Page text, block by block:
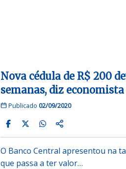
Nova cédula de R$ 200
semanas, diz economista
Publicado 02/09/2020
O Banco Central apresentou na
que passa a ter valor…